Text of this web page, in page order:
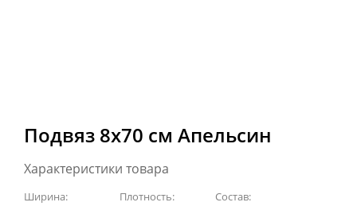
Подвяз 8х70 см Апельсин
Характеристики товара
Ширина: Плотность: Состав: